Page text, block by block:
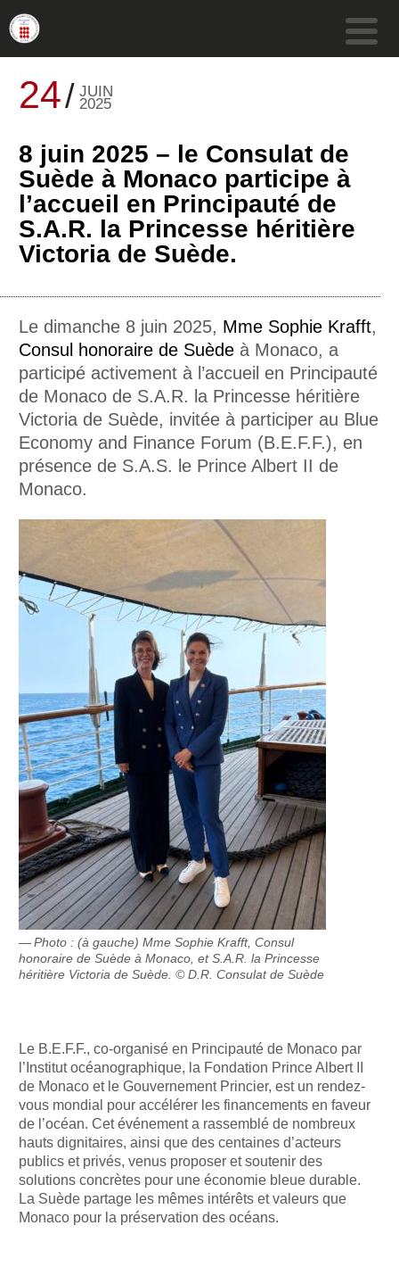
24 JUIN
2025
8 juin 2025 – le Consulat de
Suède à Monaco participe à
l’accueil en Principauté de
S.A.R. la Princesse héritière
Victoria de Suède.
Le dimanche 8 juin 2025, Mme Sophie Krafft,
Consul honoraire de Suède à Monaco, a
participé activement à l’accueil en Principauté
de Monaco de S.A.R. la Princesse héritière
Victoria de Suède, invitée à participer au Blue
Economy and Finance Forum (B.E.F.F.), en
présence de S.A.S. le Prince Albert II de
Monaco.
Photo : (à gauche) Mme Sophie Krafft, Consul
honoraire de Suède à Monaco, et S.A.R. la Princesse
héritière Victoria de Suède. © D.R. Consulat de Suède
Le B.E.F.F., co-organisé en Principauté de Monaco par
l’Institut océanographique, la Fondation Prince Albert II
de Monaco et le Gouvernement Princier, est un rendez-
vous mondial pour accélérer les financements en faveur
de l’océan. Cet événement a rassemblé de nombreux
hauts dignitaires, ainsi que des centaines d’acteurs
publics et privés, venus proposer et soutenir des
solutions concrètes pour une économie bleue durable.
La Suède partage les mêmes intérêts et valeurs que
Monaco pour la préservation des océans.